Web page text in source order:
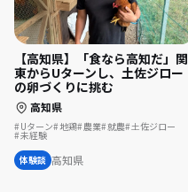
【高知県】「食なら高知だ」関
東からUターンし、土佐ジロー
の卵づくりに挑む
高知県
Uターン 地鶏 農業 就農 土佐ジロー
未経験
体験談 高知県